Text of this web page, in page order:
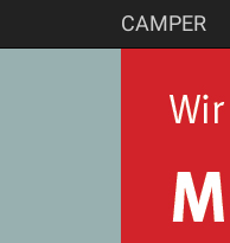
CAMPER